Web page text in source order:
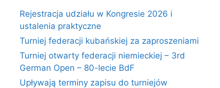
Rejestracja udziału w Kongresie 2026 i
ustalenia praktyczne
Turniej federacji kubańskiej za zaproszeniami
Turniej otwarty federacji niemieckiej – 3rd
German Open – 80-lecie BdF
Upływają terminy zapisu do turniejów